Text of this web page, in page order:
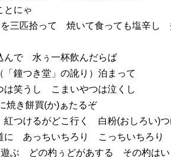
とにゃ
三匹拾って 焼いて食っても塩辛し
んで 水ぅ一杯飲んだらば
鐘つき堂」の訛り）泊まって
笑うし こまいやつは泣くし
焼き餅買(か)ぁたるぞ
つけるがどこ行く 白粉(おしろい)つ
に あっちいちろり こっちいちろり
ぶ どの杓ぅどがあする その杓はい